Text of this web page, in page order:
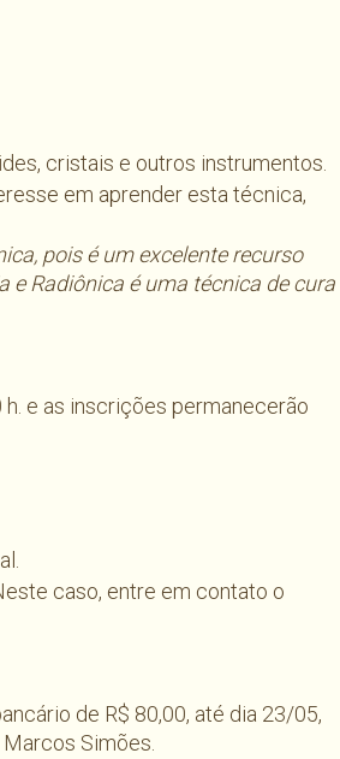
cristais e outros instrumentos.
em aprender esta técnica,
pois é um excelente recurso
e Radiônica é uma técnica de cura
h. e as inscrições permanecerão
caso, entre em contato o
de R$ 80,00, até dia 23/05,
Simões.